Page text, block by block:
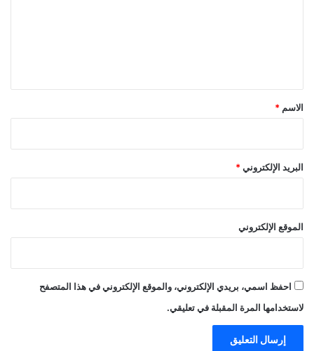
*
الاسم *
البريد الإلكتروني *
الموقع الإلكتروني
احفظ اسمي، بريدي الإلكتروني، والموقع الإلكتروني في هذا المتصفح
لاستخدامها المرة المقبلة في تعليقي.